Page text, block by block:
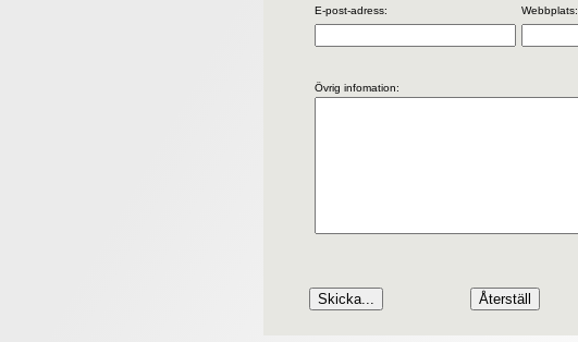
E-post-adress: Webbplats:
Övrig infomation: